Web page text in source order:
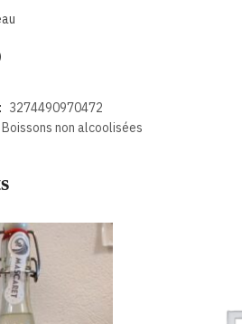
3274490970472
Boissons non alcoolisées